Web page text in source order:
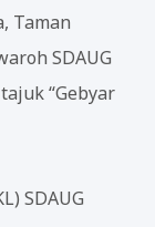
Taman
SDAUG
“Gebyar
SDAUG